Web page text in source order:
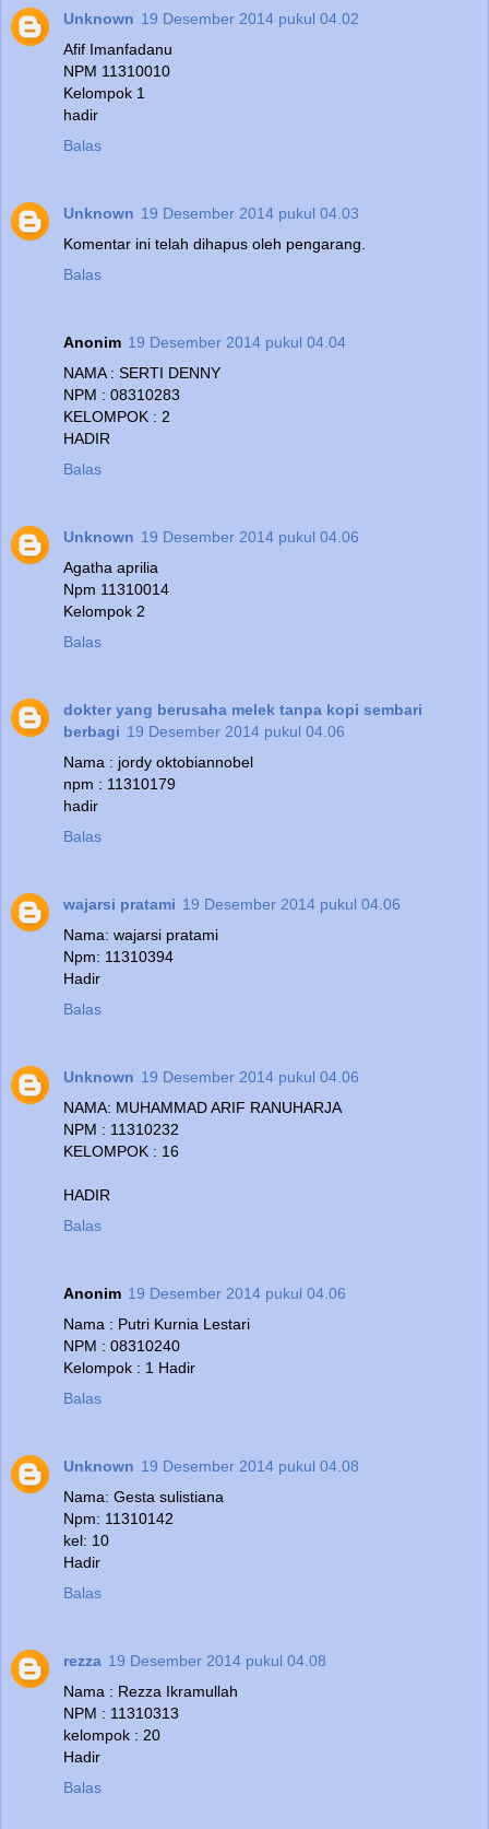
Unknown 19 Desember 2014 pukul 04.02
Afif Imanfadanu
NPM 11310010
Kelompok 1
hadir
Balas
Unknown 19 Desember 2014 pukul 04.03
Komentar ini telah dihapus oleh pengarang.
Balas
Anonim 19 Desember 2014 pukul 04.04
NAMA : SERTI DENNY
NPM : 08310283
KELOMPOK : 2
HADIR
Balas
Unknown 19 Desember 2014 pukul 04.06
Agatha aprilia
Npm 11310014
Kelompok 2
Balas
dokter yang berusaha melek tanpa kopi sembari
berbagi 19 Desember 2014 pukul 04.06
Nama : jordy oktobiannobel
npm : 11310179
hadir
Balas
wajarsi pratami 19 Desember 2014 pukul 04.06
Nama: wajarsi pratami
Npm: 11310394
Hadir
Balas
Unknown 19 Desember 2014 pukul 04.06
NAMA: MUHAMMAD ARIF RANUHARJA
NPM : 11310232
KELOMPOK : 16
HADIR
Balas
Anonim 19 Desember 2014 pukul 04.06
Nama : Putri Kurnia Lestari
NPM : 08310240
Kelompok : 1 Hadir
Balas
Unknown 19 Desember 2014 pukul 04.08
Nama: Gesta sulistiana
Npm: 11310142
kel: 10
Hadir
Balas
rezza 19 Desember 2014 pukul 04.08
Nama : Rezza Ikramullah
NPM : 11310313
kelompok : 20
Hadir
Balas